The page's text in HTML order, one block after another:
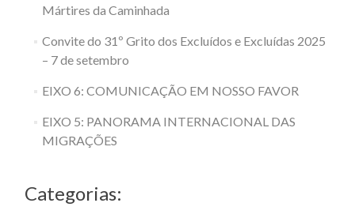
Mártires da Caminhada
Convite do 31º Grito dos Excluídos e Excluídas 2025
– 7 de setembro
EIXO 6: COMUNICAÇÃO EM NOSSO FAVOR
EIXO 5: PANORAMA INTERNACIONAL DAS
MIGRAÇÕES
Categorias: